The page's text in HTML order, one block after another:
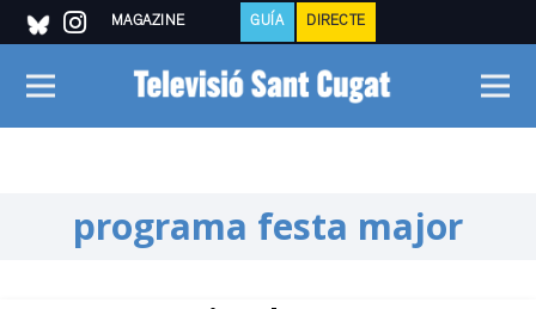
MAGAZINE GUÍA DIRECTE
programa festa major